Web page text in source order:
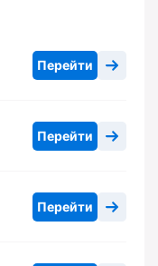
Перейти
Перейти
Перейти